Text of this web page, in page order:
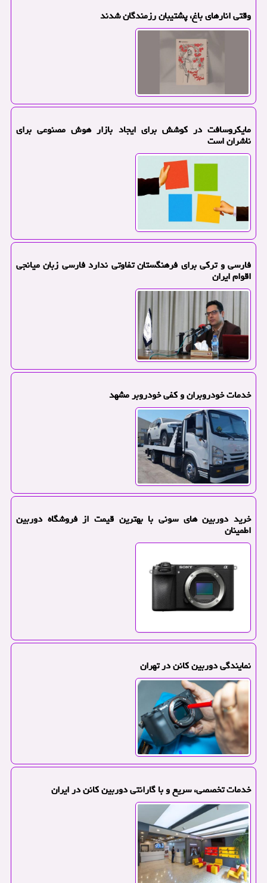
وقتی انارهای باغ، پشتیبان رزمندگان شدند
مایکروسافت در کوشش برای ایجاد بازار هوش مصنوعی برای
ناشران است
فارسی و ترکی برای فرهنگستان تفاوتی ندارد فارسی زبان میانجی
اقوام ایران
خدمات خودروبران و کفی خودروبر مشهد
خرید دوربین های سونی با بهترین قیمت از فروشگاه دوربین
اطمینان
نمایندگی دوربین کانن در تهران
خدمات تخصصی، سریع و با گارانتی دوربین کانن در ایران